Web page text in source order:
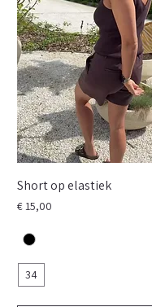
Short op elastiek
Prijs
€ 15,00
34